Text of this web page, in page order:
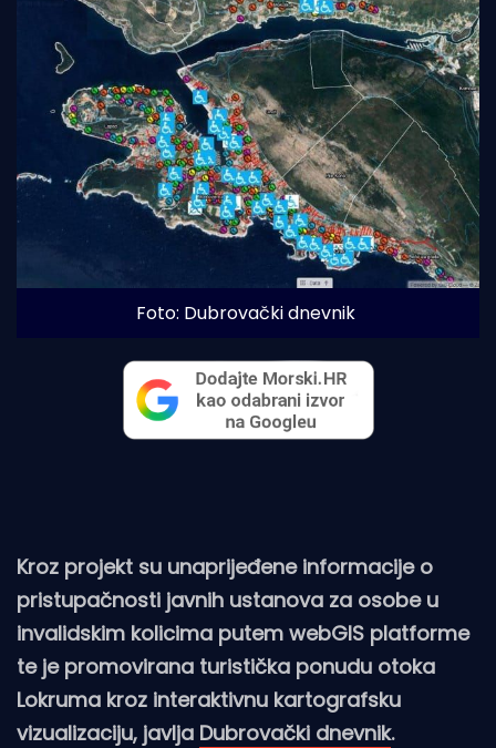
Foto: Dubrovački dnevnik
Kroz projekt su unaprijeđene informacije o
pristupačnosti javnih ustanova za osobe u
invalidskim kolicima putem webGIS platforme
te je promovirana turistička ponudu otoka
Lokruma kroz interaktivnu kartografsku
vizualizaciju, javlja Dubrovački dnevnik.